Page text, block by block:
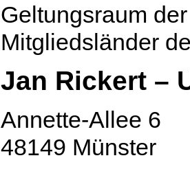
Geltungsraum
Mitgliedsländer
Jan Rickert –
Annette-Allee 6
48149 Münster